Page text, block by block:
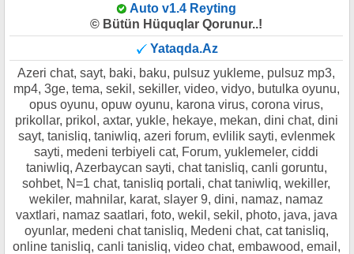
Auto v1.4 Reyting
© Bütün Hüquqlar Qorunur..!
Yataqda.Az
Azeri chat, sayt, baki, baku, pulsuz yukleme, pulsuz mp3,
mp4, 3ge, tema, sekil, sekiller, video, vidyo, butulka oyunu,
opus oyunu, opuw oyunu, karona virus, corona virus,
prikollar, prikol, axtar, yukle, hekaye, mekan, dini chat, dini
sayt, tanisliq, taniwliq, azeri forum, evlilik sayti, evlenmek
sayti, medeni terbiyeli cat, Forum, yuklemeler, ciddi
taniwliq, Azerbaycan sayti, chat tanisliq, canli goruntu,
sohbet, N=1 chat, tanisliq portali, chat taniwliq, wekiller,
wekiler, mahnilar, karat, slayer 9, dini, namaz, namaz
vaxtlari, namaz saatlari, foto, wekil, sekil, photo, java, java
oyunlar, medeni chat tanisliq, Medeni chat, cat tanisliq,
online tanisliq, canli tanisliq, video chat, embawood, email,